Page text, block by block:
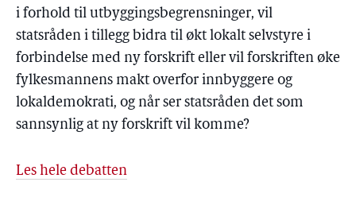
i forhold til utbyggingsbegrensninger, vil
statsråden i tillegg bidra til økt lokalt selvstyre i
forbindelse med ny forskrift eller vil forskriften øke
fylkesmannens makt overfor innbyggere og
lokaldemokrati, og når ser statsråden det som
sannsynlig at ny forskrift vil komme?
Les hele debatten